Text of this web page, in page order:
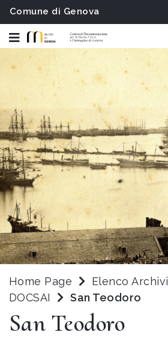
Comune di Genova
Home Page Elenco Archivi
DOCSAI
San Teodoro
San Teodoro